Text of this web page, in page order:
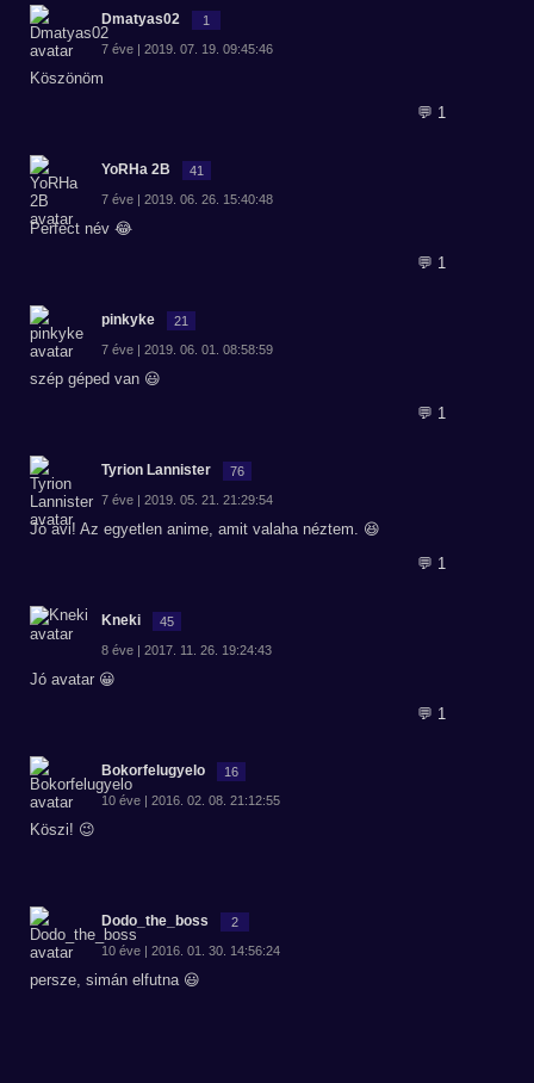
Dmatyas02 1
7 éve | 2019. 07. 19. 09:45:46
Köszönöm
💬 1
YoRHa 2B 41
7 éve | 2019. 06. 26. 15:40:48
Perfect név 😂
💬 1
pinkyke 21
7 éve | 2019. 06. 01. 08:58:59
szép géped van 😃
💬 1
Tyrion Lannister 76
7 éve | 2019. 05. 21. 21:29:54
Jó avi! Az egyetlen anime, amit valaha néztem. 😆
💬 1
Kneki 45
8 éve | 2017. 11. 26. 19:24:43
Jó avatar 😀
💬 1
Bokorfelugyelo 16
10 éve | 2016. 02. 08. 21:12:55
Köszi! 😉
Dodo_the_boss 2
10 éve | 2016. 01. 30. 14:56:24
persze, simán elfutna 😃